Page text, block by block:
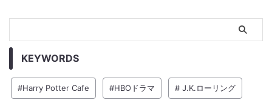
KEYWORDS
#Harry Potter Cafe #HBOドラマ # J.K.ローリング